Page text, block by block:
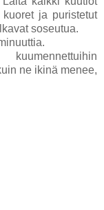
ja puristetut
soseutua.
ne ikinä menee,